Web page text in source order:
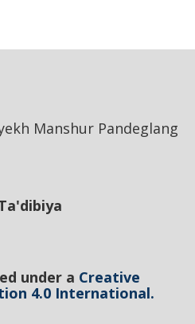
Manshur Pandeglang
under a Creative
4.0 International.